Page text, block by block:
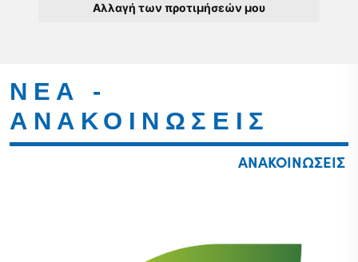
Αλλαγή των προτιμήσεών μου
ΝΕΑ -
ΑΝΑΚΟΙΝΩΣΕΙΣ
ΑΝΑΚΟΙΝΩΣΕΙΣ